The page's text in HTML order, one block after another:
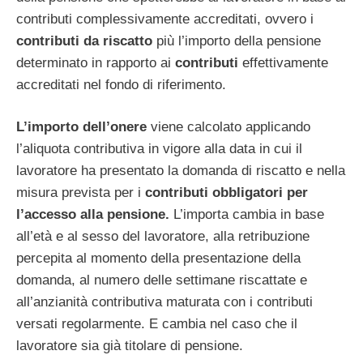
contributi complessivamente accreditati, ovvero i
contributi da riscatto più l’importo della pensione
determinato in rapporto ai contributi effettivamente
accreditati nel fondo di riferimento.
L’importo dell’onere viene calcolato applicando
l’aliquota contributiva in vigore alla data in cui il
lavoratore ha presentato la domanda di riscatto e nella
misura prevista per i contributi obbligatori per
l’accesso alla pensione. L’importa cambia in base
all’età e al sesso del lavoratore, alla retribuzione
percepita al momento della presentazione della
domanda, al numero delle settimane riscattate e
all’anzianità contributiva maturata con i contributi
versati regolarmente. E cambia nel caso che il
lavoratore sia già titolare di pensione.